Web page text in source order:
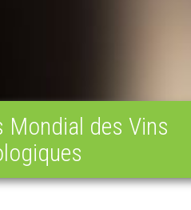
Mondial des Vins